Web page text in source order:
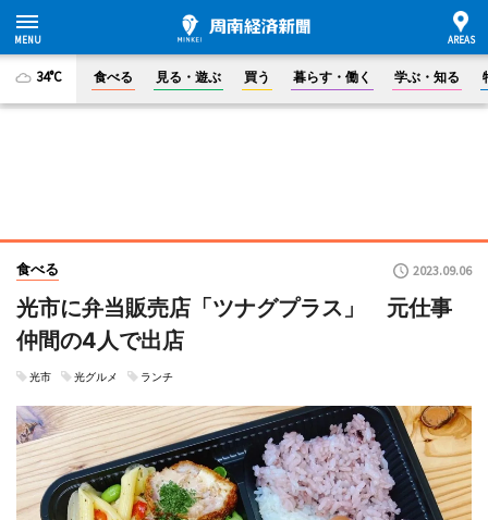
34°C 食べる 見る・遊ぶ 買う 暮らす・働く 学ぶ・知る
食べる 2023.09.06
光市に弁当販売店「ツナグプラス」 元仕事
仲間の4人で出店
光市 光グルメ ランチ